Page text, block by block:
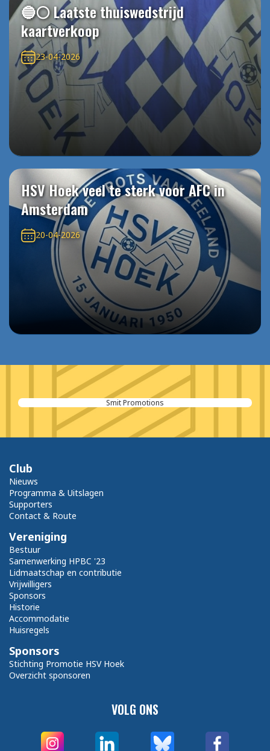
🔵⚪️ Laatste thuiswedstrijd
kaartverkoop
23-04-2026
HSV Hoek veel te sterk voor AFC in
Amsterdam
20-04-2026
Smit Promotions
VOLG ONS
Club
Nieuws
Programma & Uitslagen
Supporters
Contact & Route
Vereniging
Bestuur
Samenwerking HPBC '23
Lidmaatschap en contributie
Vrijwilligers
Sponsors
Historie
Accommodatie
Huisregels
Sponsors
Stichting Promotie HSV Hoek
Overzicht sponsoren